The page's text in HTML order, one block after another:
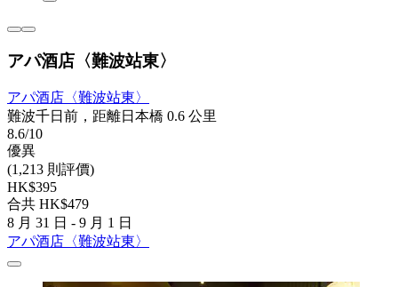
アパ酒店〈難波站東〉
アパ酒店〈難波站東〉
難波千日前，距離日本橋 0.6 公里
8.6/10
優異
(1,213 則評價)
HK$395
合共 HK$479
8 月 31 日 - 9 月 1 日
アパ酒店〈難波站東〉